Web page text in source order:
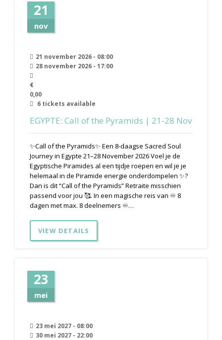
21
nov
21 november 2026 - 08:00
28 november 2026 - 17:00
€
0,00
6 tickets available
EGYPTE: Call of the Pyramids | 21-28 Nov
✨Call of the Pyramids✨ Een 8-daagse Sacred Soul
Journey in Egypte 21–28 November 2026 Voel je de
Egyptische Piramides al een tijdje roepen en wil je je
helemaal in de Piramide energie onderdompelen ✨?
Dan is dit “Call of the Pyramids” Retraite misschien
passend voor jou 🥰. In een magische reis van ♾️ 8
dagen met max. 8 deelnemers ♾️…
VIEW DETAILS
23
mei
23 mei 2027 - 08:00
30 mei 2027 - 22:00